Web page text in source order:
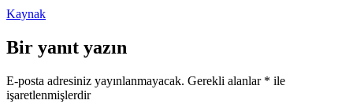
Kaynak
Bir yanıt yazın
E-posta adresiniz yayınlanmayacak. Gerekli alanlar * ile
işaretlenmişlerdir